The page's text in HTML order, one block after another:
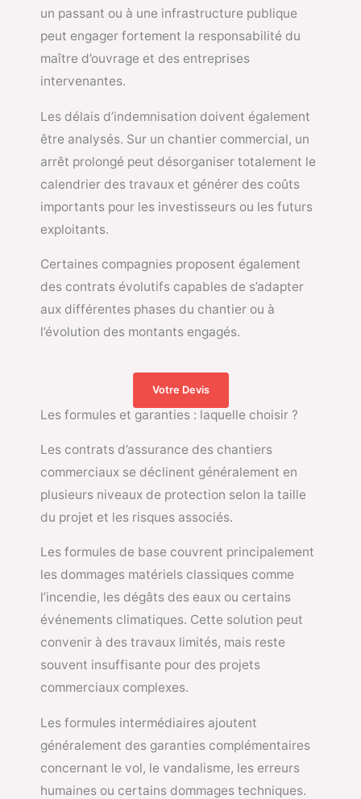
un passant ou à une infrastructure publique
peut engager fortement la responsabilité du
maître d’ouvrage et des entreprises
intervenantes.
Les délais d’indemnisation doivent également
être analysés. Sur un chantier commercial, un
arrêt prolongé peut désorganiser totalement le
calendrier des travaux et générer des coûts
importants pour les investisseurs ou les futurs
exploitants.
Certaines compagnies proposent également
des contrats évolutifs capables de s’adapter
aux différentes phases du chantier ou à
l’évolution des montants engagés.
Votre Devis
Les formules et garanties : laquelle choisir ?
Les contrats d’assurance des chantiers
commerciaux se déclinent généralement en
plusieurs niveaux de protection selon la taille
du projet et les risques associés.
Les formules de base couvrent principalement
les dommages matériels classiques comme
l’incendie, les dégâts des eaux ou certains
événements climatiques. Cette solution peut
convenir à des travaux limités, mais reste
souvent insuffisante pour des projets
commerciaux complexes.
Les formules intermédiaires ajoutent
généralement des garanties complémentaires
concernant le vol, le vandalisme, les erreurs
humaines ou certains dommages techniques.